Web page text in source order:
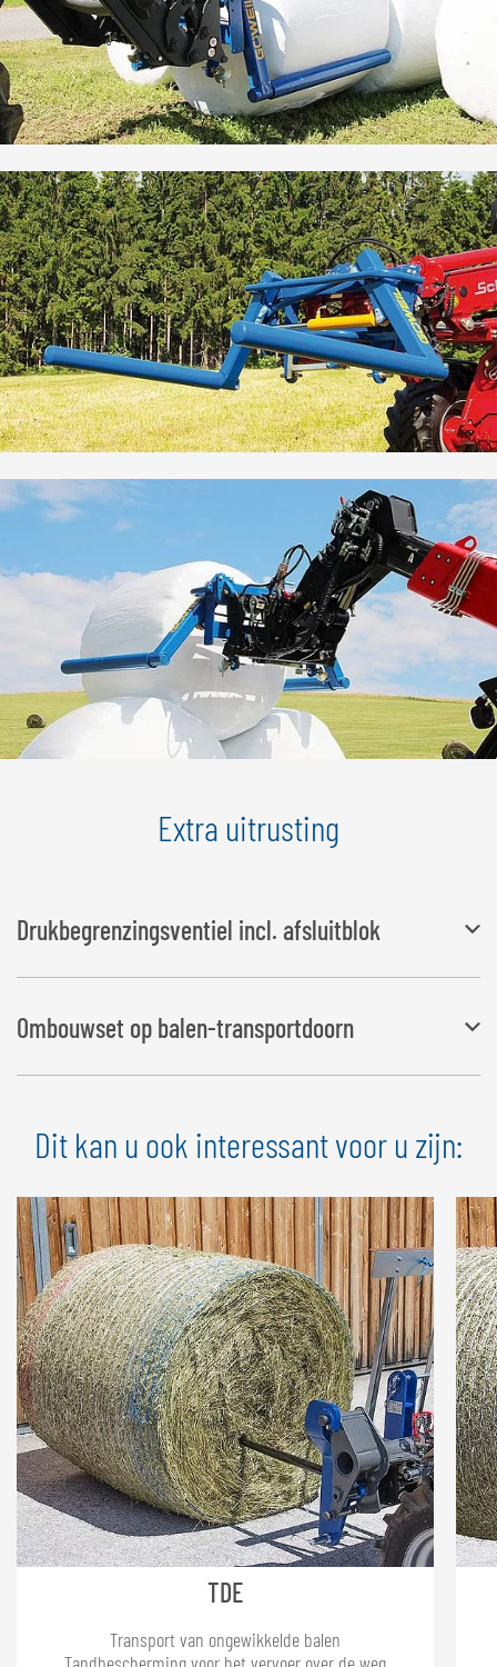
Extra uitrusting
Drukbegrenzingsventiel incl. afsluitblok
nodig voor telescoop-/wielladers met bedrijfsdruk hoger dan 200
bar
Ombouwset op balen-transportdoorn
omgebouwd tot een
transport van ronde en
vierkante balen.
Met versterkte tanden - Ø: 42 mm, Lengte 1.100 mm
De tanden worden afzonderlijk vastgeschroefd en worden niet in de
roterende buizen
gemonteerd. Dit garandeert een absoluut robuuste constructie voor
zowel de transportvork
als de transportdoorn.
Dit kan u ook interessant voor u zijn:
TDE
Transport van ongewikkelde balen